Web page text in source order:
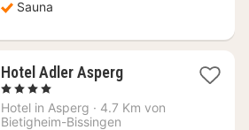
Sauna
Hotel Adler Asperg1
ab
, 4 Sterne
Hotel in Asperg · 4.7 Km von
Bietigheim-Bissingen